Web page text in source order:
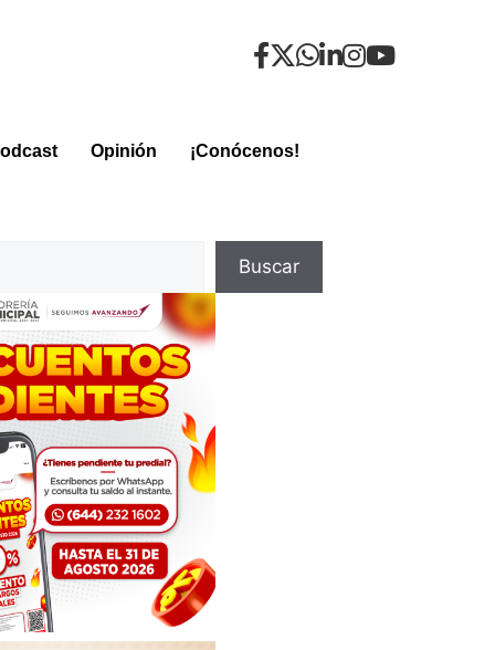
Opinión ¡Conócenos!
Buscar